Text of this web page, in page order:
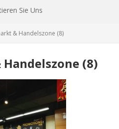
Sie Uns
& Handelszone (8)
(8)